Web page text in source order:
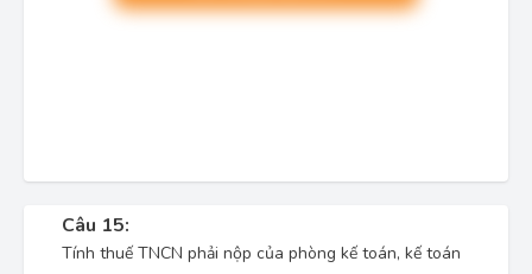
Câu 15:
Tính thuế TNCN phải nộp của phòng kế toán, kế toán